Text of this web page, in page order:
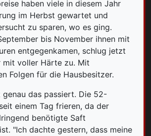
haben viele in diesem Jahr
im Herbst gewartet und
zu sparen, wo es ging.
bis November ihnen mit
entgegenkamen, schlug jetzt
mit voller Härte zu. Mit
Folgen für die Hausbesitzer.
genau das passiert. Die 52-
einem Tag frieren, da der
benötigte Saft
"Ich dachte gestern, dass meine